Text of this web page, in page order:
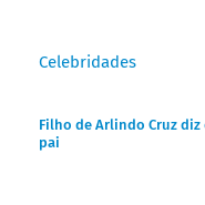
Celebridades
Filho de Arlindo Cruz
pai